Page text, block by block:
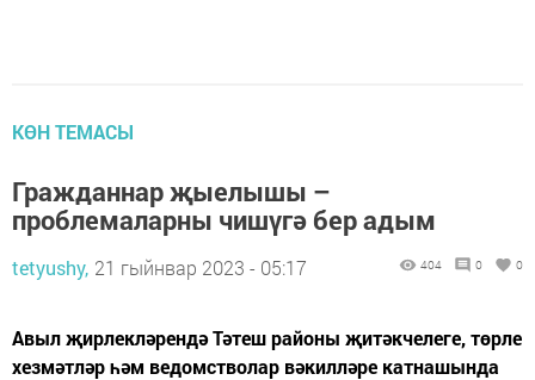
КӨН ТЕМАСЫ
Гражданнар җыелышы –
проблемаларны чишүгә бер адым
tetyushy, 21 гыйнвар 2023 - 05:17 404 0 0
Авыл җирлекләрендә Тәтеш районы җитәкчелеге, төрле
хезмәтләр һәм ведомстволар вәкилләре катнашында